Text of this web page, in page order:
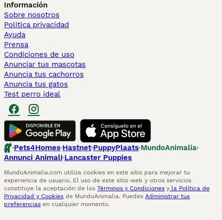
Información
Sobre nosotros
Politica privacidad
Ayuda
Prensa
Condiciones de uso
Anunciar tus mascotas
Anuncia tus cachorros
Anuncia tus gatos
Test perro ideal
Pets4Homes Hastnet PuppyPlaats MundoAnimalia
Annunci Animali Lancaster Puppies
MundoAnimalia.com utiliza cookies en este sitio para mejorar tu
experiencia de usuario. El uso de este sitio web y otros servicios
constituye la aceptación de los Términos y Condiciones y la Política de
Privacidad y Cookies de MundoAnimalia. Puedes Administrar tus
preferencias en cualquier momento.